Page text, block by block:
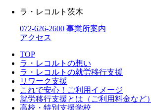
ラ・レコルト茨木
072-626-2600 事業所案内
アクセス
TOP
ラ・レコルトの想い
ラ・レコルトの就労移行支援
リワーク支援
これで安心！ご利用イメージ
就労移行支援とは（ご利用料金など）
高校・特別支援学校